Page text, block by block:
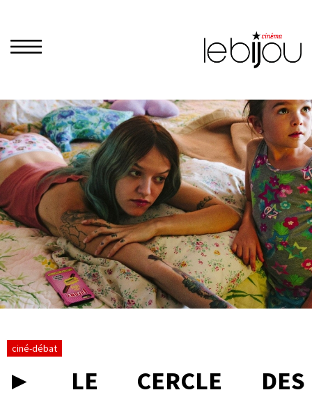
ciné-débat
► LE CERCLE DES